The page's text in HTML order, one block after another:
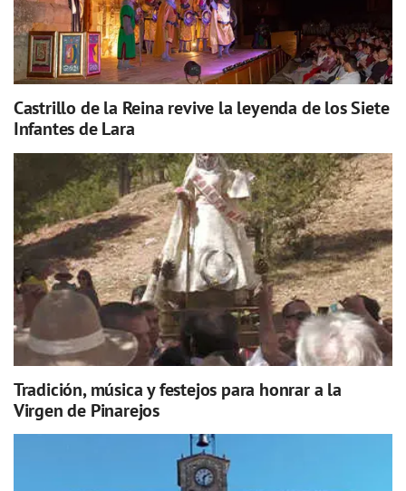
Castrillo de la Reina revive la leyenda de los Siete
Infantes de Lara
Tradición, música y festejos para honrar a la
Virgen de Pinarejos